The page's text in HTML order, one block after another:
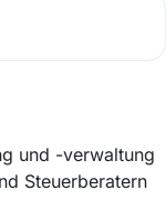
und -verwaltung
Steuerberatern